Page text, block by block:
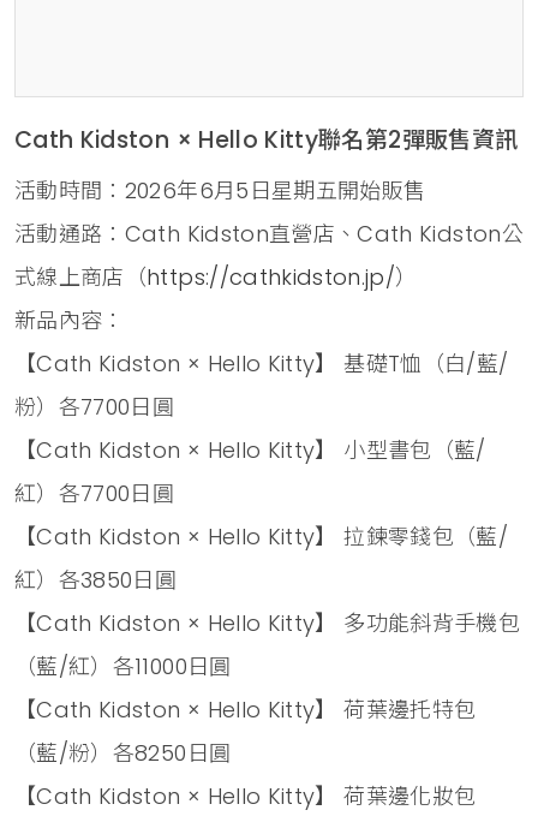
Cath Kidston × Hello Kitty聯名第2彈販售資訊
活動時間：2026年6月5日星期五開始販售
活動通路：Cath Kidston直營店、Cath Kidston公
式線上商店（https://cathkidston.jp/）
新品內容：
【Cath Kidston × Hello Kitty】 基礎T恤（白/藍/
粉）各7700日圓
【Cath Kidston × Hello Kitty】 小型書包（藍/
紅）各7700日圓
【Cath Kidston × Hello Kitty】 拉鍊零錢包（藍/
紅）各3850日圓
【Cath Kidston × Hello Kitty】 多功能斜背手機包
（藍/紅）各11000日圓
【Cath Kidston × Hello Kitty】 荷葉邊托特包
（藍/粉）各8250日圓
【Cath Kidston × Hello Kitty】 荷葉邊化妝包